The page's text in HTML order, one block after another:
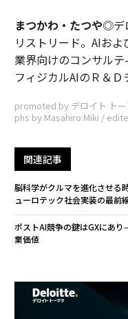
まつかわ・たつや◎デ
リストリード。AIお
業界向けのコンサル
フィジカルAIのＲ＆Ｄ
promoted by デロイト ト
phs by Masahiro Miki /
関連記事
脳科学がクルマを進化させる
ューロテック社会実装の最前
ポストAI競争の鍵はGXにあ
業価値